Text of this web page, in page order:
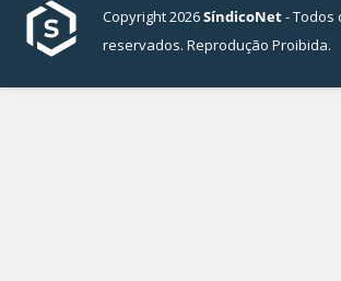
Copyright 2026SíndicoNet- Todos
reservados. Reprodução Proibida.